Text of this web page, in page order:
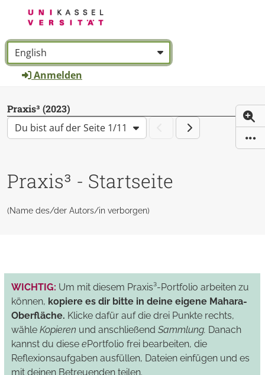
Zum Hauptinhalt zurückspringen
Sprache:
Anmelden
Praxis³ (2023)
Du bist auf der Seite 1/11
Praxis³ - Startseite
(Name des/der Autors/in verborgen)
WICHTIG: Um mit diesem Praxis³-Portfolio arbeiten zu
können, kopiere es dir bitte in deine eigene Mahara-
Oberfläche. Klicke dafür auf die drei Punkte rechts,
wähleKopieren und anschließendSammlung. Danach
kannst du dieseePortfolio frei bearbeiten, die
Reflexionsaufgaben ausfüllen, Dateien einfügen und es
mit deinen Betreuenden teilen.